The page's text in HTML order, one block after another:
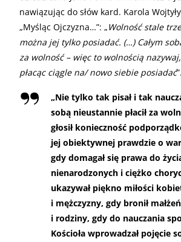
nawiązując do słów kard. Karola
„Myśląc Ojczyzna…”: „Wolność stale
można jej tylko posiadać. (…) Całym
za wolność – więc to wolnością
płacąc ciągle na/ nowo siebie posiadać”.
„Nie tylko tak pisał i tak
sobą nieustannie płacił za
głosił konieczność
jej obiektywnej prawdzie o
gdy domagał się prawa do
nienarodzonych i ciężko
ukazywał piękno miłości
i mężczyzny, gdy bronił
i rodziny, gdy do nauczania
Kościoła wprowadzał pojęcie